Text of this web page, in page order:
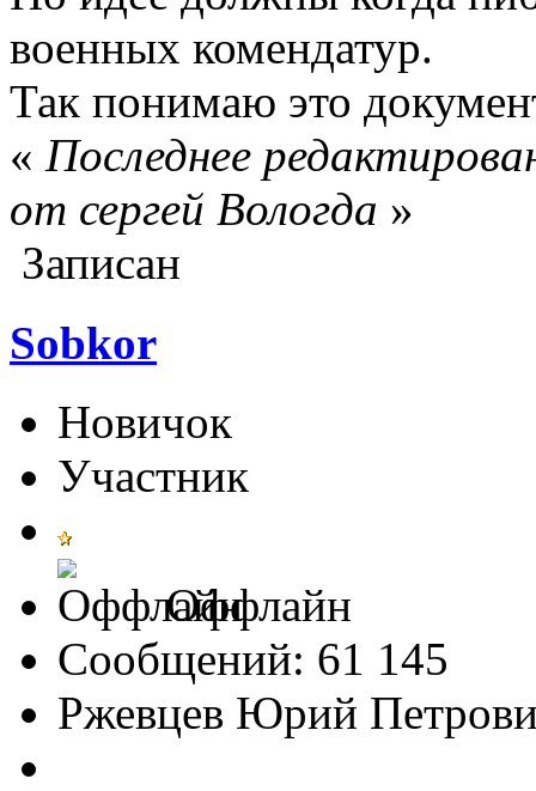
военных комендатур.
Так понимаю это
« Последнее
от сергей Вологда »
Записан
Sobkor
Новичок
Участник
Оффлайн
Сообщений: 61 145
Ржевцев Юрий